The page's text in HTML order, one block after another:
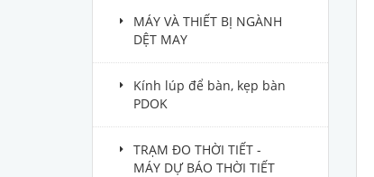
MÁY VÀ THIẾT BỊ NGÀNH
DỆT MAY
Kính lúp để bàn, kẹp bàn
PDOK
TRẠM ĐO THỜI TIẾT -
MÁY DỰ BÁO THỜI TIẾT